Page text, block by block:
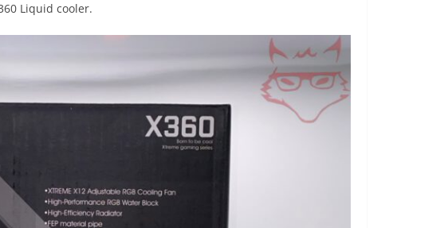
Liquid cooler.